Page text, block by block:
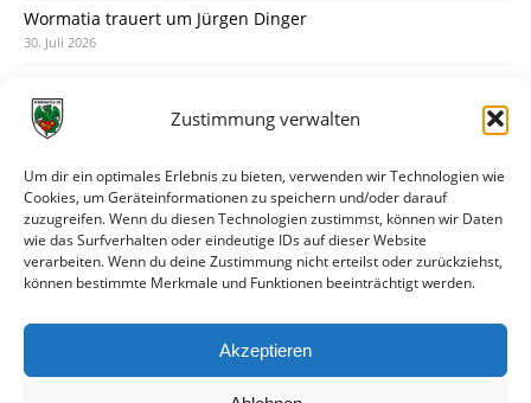
Zustimmung verwalten
Um dir ein optimales Erlebnis zu bieten, verwenden wir Technologien wie
Cookies, um Geräteinformationen zu speichern und/oder darauf
zuzugreifen. Wenn du diesen Technologien zustimmst, können wir Daten
wie das Surfverhalten oder eindeutige IDs auf dieser Website
verarbeiten. Wenn du deine Zustimmung nicht erteilst oder zurückziehst,
können bestimmte Merkmale und Funktionen beeinträchtigt werden.
Akzeptieren
Wormatia trauert um Jürgen Dinger
30. Juli 2026
28. Juli 2026
28. Juli 2026
Neue Podcast-Folge: So tickt Björn!
27. Juli 2026
Eindrücke vom Stadionfest
Unterhaltsamer Abschlusstest mit später Niederlage
25. Juli 2026